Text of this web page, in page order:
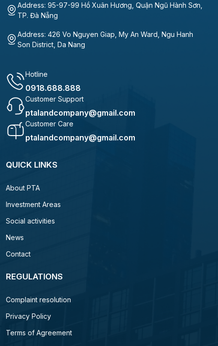
Address: 95-97-99 Hồ Xuân Hương, Quận Ngũ Hành Sơn,
TP. Đà Nẵng
Address: 426 Vo Nguyen Giap, My An Ward, Ngu Hanh
Son District, Da Nang
Hotline
0918.688.888
Customer Support
ptalandcompany@gmail.com
Customer Care
ptalandcompany@gmail.com
QUICK LINKS
About PTA
Investment Areas
Social activities
News
Contact
REGULATIONS
Complaint resolution
Privacy Policy
Terms of Agreement